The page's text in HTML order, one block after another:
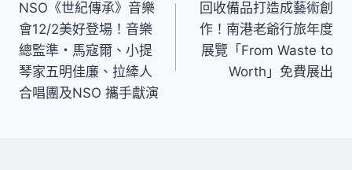
章
導
覽
NSO《世紀傳承》音樂
會12/2美好登場！音樂
總監準・馬寇爾、小提
琴家五明佳廉、拉縴人
合唱團及NSO 攜手獻演
回收備品打造成藝術創
作！南港老爺行旅年度
展覽「From Waste to
Worth」免費展出